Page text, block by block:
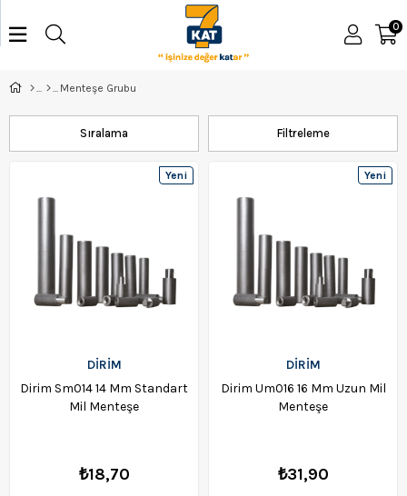
0
Menteşe Grubu
Filtreleme
Sıralama
DİRİM
Dirim Sm014 14 Mm Standart
Mil Menteşe
₺18,70
Yeni
DİRİM
Dirim Um016 16 Mm Uzun Mil
Menteşe
₺31,90
Yeni